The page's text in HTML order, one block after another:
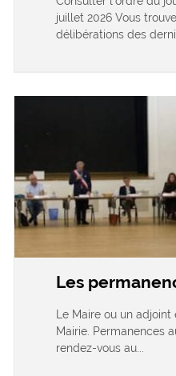
juillet 2026 Vous
délibérations des
Les
Le Maire ou un
Mairie. Permanences
rendez-vous au...